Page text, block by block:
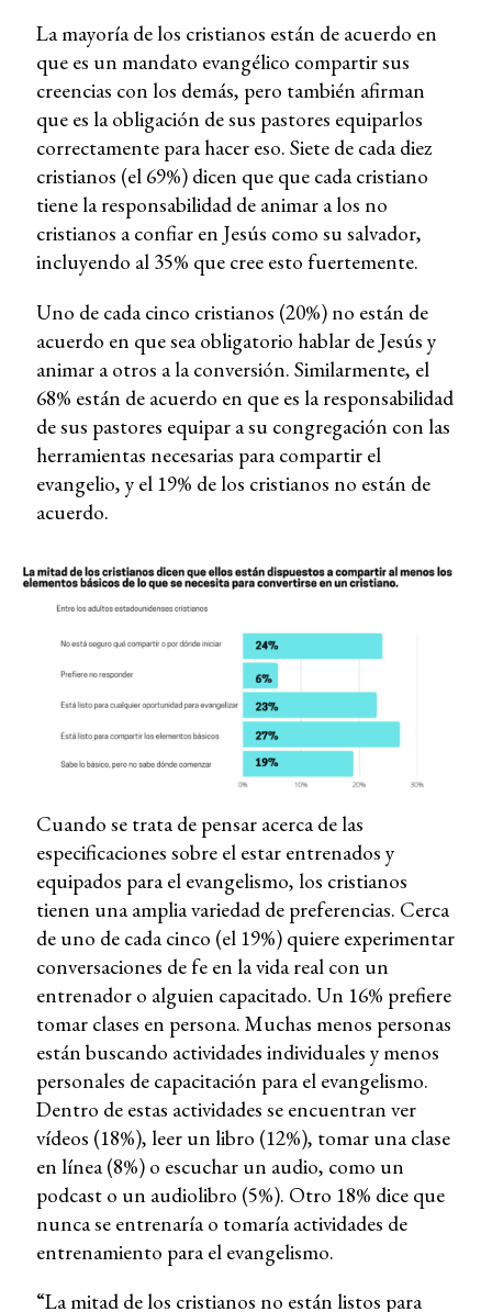
La mayoría de los cristianos están de acuerdo en
que es un mandato evangélico compartir sus
creencias con los demás, pero también afirman
que es la obligación de sus pastores equiparlos
correctamente para hacer eso. Siete de cada diez
cristianos (el 69%) dicen que que cada cristiano
tiene la responsabilidad de animar a los no
cristianos a confiar en Jesús como su salvador,
incluyendo al 35% que cree esto fuertemente.
Uno de cada cinco cristianos (20%) no están de
acuerdo en que sea obligatorio hablar de Jesús y
animar a otros a la conversión. Similarmente, el
68% están de acuerdo en que es la responsabilidad
de sus pastores equipar a su congregación con las
herramientas necesarias para compartir el
evangelio, y el 19% de los cristianos no están de
acuerdo.
Cuando se trata de pensar acerca de las
especificaciones sobre el estar entrenados y
equipados para el evangelismo, los cristianos
tienen una amplia variedad de preferencias. Cerca
de uno de cada cinco (el 19%) quiere experimentar
conversaciones de fe en la vida real con un
entrenador o alguien capacitado. Un 16% prefiere
tomar clases en persona. Muchas menos personas
están buscando actividades individuales y menos
personales de capacitación para el evangelismo.
Dentro de estas actividades se encuentran ver
vídeos (18%), leer un libro (12%), tomar una clase
en línea (8%) o escuchar un audio, como un
podcast o un audiolibro (5%). Otro 18% dice que
nunca se entrenaría o tomaría actividades de
entrenamiento para el evangelismo.
“La mitad de los cristianos no están listos para